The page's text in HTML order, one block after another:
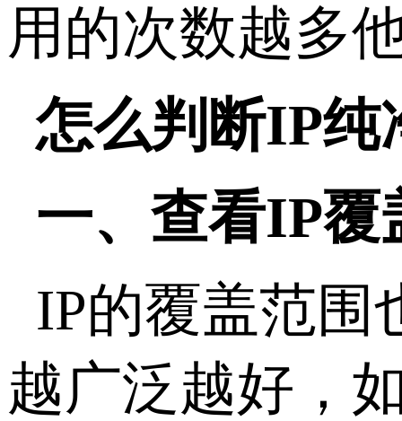
用的次数越多
怎么判断IP纯
一、 查看IP覆
IP的覆盖范围
越广泛越好，